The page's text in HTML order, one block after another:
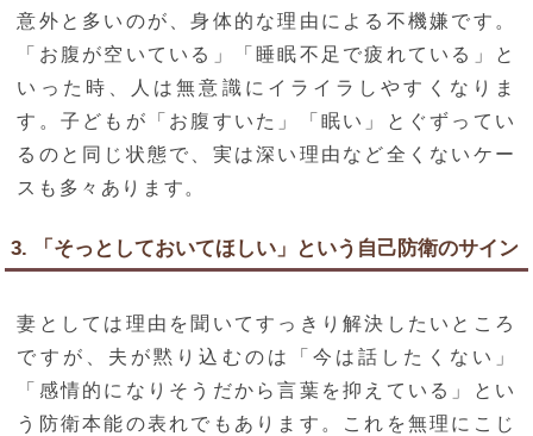
意外と多いのが、身体的な理由による不機嫌です。
「お腹が空いている」「睡眠不足で疲れている」と
いった時、人は無意識にイライラしやすくなりま
す。子どもが「お腹すいた」「眠い」とぐずってい
るのと同じ状態で、実は深い理由など全くないケー
スも多々あります。
3. 「そっとしておいてほしい」という自己防衛のサイン
妻としては理由を聞いてすっきり解決したいところ
ですが、夫が黙り込むのは「今は話したくない」
「感情的になりそうだから言葉を抑えている」とい
う防衛本能の表れでもあります。これを無理にこじ